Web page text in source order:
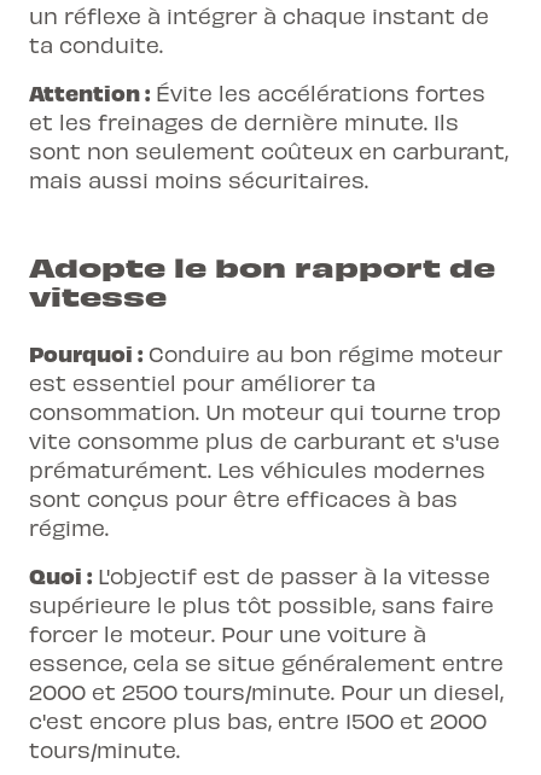
un réflexe à intégrer à chaque instant de
ta conduite.
Attention : Évite les accélérations fortes
et les freinages de dernière minute. Ils
sont non seulement coûteux en carburant,
mais aussi moins sécuritaires.
Adopte le bon rapport de
vitesse
Pourquoi : Conduire au bon régime moteur
est essentiel pour améliorer ta
consommation. Un moteur qui tourne trop
vite consomme plus de carburant et s'use
prématurément. Les véhicules modernes
sont conçus pour être efficaces à bas
régime.
Quoi : L'objectif est de passer à la vitesse
supérieure le plus tôt possible, sans faire
forcer le moteur. Pour une voiture à
essence, cela se situe généralement entre
2000 et 2500 tours/minute. Pour un diesel,
c'est encore plus bas, entre 1500 et 2000
tours/minute.